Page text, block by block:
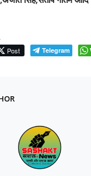
Post Telegram